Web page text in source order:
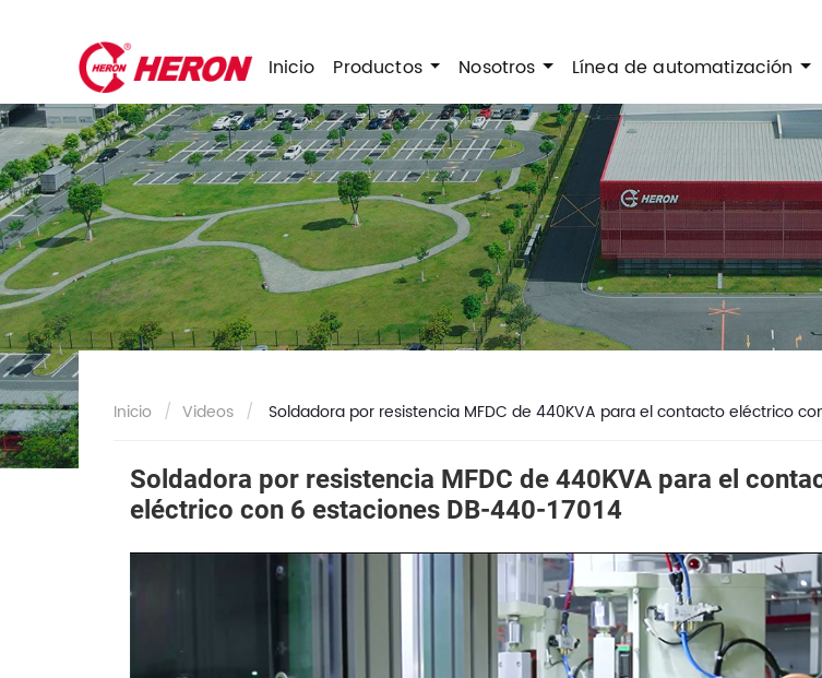
Inicio Productos Nosotros Línea de automatización
Inicio Videos Soldadora por resistencia MFDC de 440KVA para el contacto eléctrico
Soldadora por resistencia MFDC de 440KVA para el
eléctrico con 6 estaciones DB-440-17014